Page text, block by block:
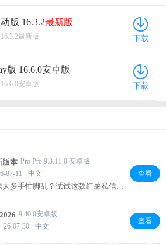
版 16.3.2最新版
最新版 下载
版 16.6.0安卓版
安卓版 下载
版本 Pro Pro 9.3.11-0 安卓版
07-11 · 中文
多手忙脚乱？试试这款红薯私信助
作超简单。支持多种运行模式，还能
参数，日常回复和内容运营都能轻松
理私信效率直接拉满，推荐给经常
查看
9.40.0安卓版
26-07-30 · 中文
查看